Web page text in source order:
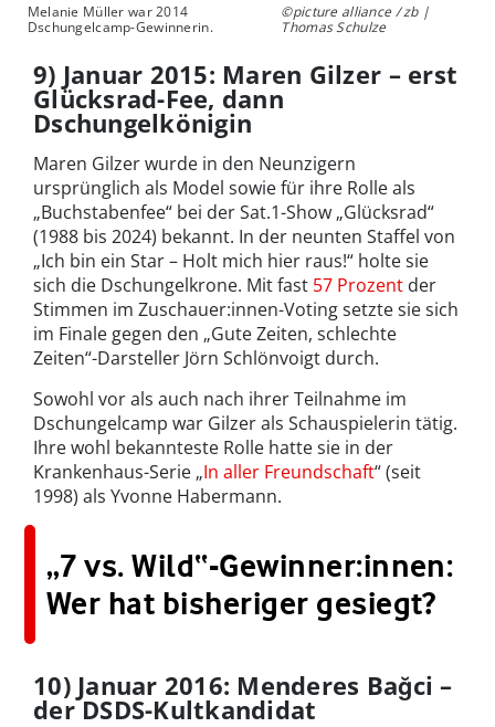
Melanie Müller war 2014
Dschungelcamp-Gewinnerin.
©picture alliance / zb |
Thomas Schulze
9) Januar 2015: Maren Gilzer – erst
Glücksrad-Fee, dann
Dschungelkönigin
Maren Gilzer wurde in den Neunzigern
ursprünglich als Model sowie für ihre Rolle als
„Buchstabenfee“ bei der Sat.1-Show „Glücksrad“
(1988 bis 2024) bekannt. In der neunten Staffel von
„Ich bin ein Star – Holt mich hier raus!“ holte sie
sich die Dschungelkrone. Mit fast 57 Prozent der
Stimmen im Zuschauer:innen-Voting setzte sie sich
im Finale gegen den „Gute Zeiten, schlechte
Zeiten“-Darsteller Jörn Schlönvoigt durch.
Sowohl vor als auch nach ihrer Teilnahme im
Dschungelcamp war Gilzer als Schauspielerin tätig.
Ihre wohl bekannteste Rolle hatte sie in der
Krankenhaus-Serie „In aller Freundschaft“ (seit
1998) als Yvonne Habermann.
„7 vs. Wild“-Gewinner:innen:
Wer hat bisheriger gesiegt?
10) Januar 2016: Menderes Bağci –
der DSDS-Kultkandidat